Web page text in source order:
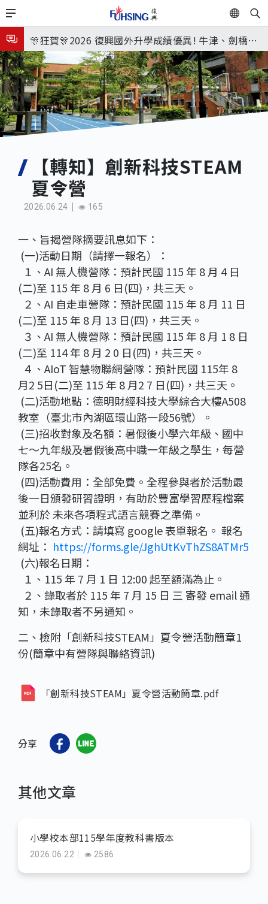
移
至
主
內
容
EN
🎉🎉🎉狂賀! 12望蘇同學榮錄MIT麻省理工學院，本校
連續兩年錄取世界第一學府！
🎊狂賀🎊2026 復興國外升學成績優異! 牛津、劍橋首
次雙星閃耀✨
115年校本部大學榜單再創佳績🎉，32％達醫學系錄
取標準、62%達台大錄取標準。各組合4科60級分9人
🎊
8月3日 分科成績公布
臺北市2026城鎮韌性(防空)演習訂於8月13日(四) 14
時30分至15時實施，全市人、車及各場所均須配合管
制與避難演練，以免受罰。
8月31日 開學日
🎉🎉🎉狂賀! 12望蘇同學榮錄MIT麻省理工學院，本校
連續兩年錄取世界第一學府！
【轉知】創新科技STEAM
夏令營
2026.06.24 165
一、旨揭營隊摘要訊息如下：
(一)活動日期（請擇一報名）：
１、AI 無人機營隊：預計民國 115 年 8 月 4 日
(二)至 115 年 8 月 6 日(四)，共三天。
２、AI 自走車營隊：預計民國 115 年 8 月 11 日
(二)至 115 年 8 月 13 日(四)，共三天。
３、AI 無人機營隊：預計民國 115 年 8 月 1 8 日
(二)至 114 年 8 月 2 0 日(四)，共三天。
４、AIoT 智慧物聯網營隊：預計民國 115年 8
月2 5日(二)至 115 年 8 月2 7 日(四)，共三天。
(二)活動地點：德明財經科技大學綜合大樓A508
教室（臺北市內湖區環山路一段56號）。
(三)招收對象及名額：暑假後小學六年級、國中
七～九年級及暑假後高中職一年級之學生，每營
隊各25名。
(四)活動費用：全部免費。全程參與者於活動最
後一日頒發研習證明，有助於豐富學習歷程檔案
並利於 未來各項程式語言競賽之準備。
(五)報名方式：請填寫 google 表單報名。 報名
網址： https://forms.gle/JghUtKvThZS8ATMr5
(六)報名日期：
１、115 年 7 月 1 日 12:00 起至額滿為止。
２、錄取者於 115 年 7 月 15 日 三 寄發 email 通
知，未錄取者不另通知。
二、檢附「創新科技STEAM」夏令營活動簡章1
份(簡章中有營隊與聯絡資訊)
「創新科技STEAM」夏令營活動簡章.pdf
分享
其他文章
小學校本部115學年度教科書版本
2026.06.22 2586